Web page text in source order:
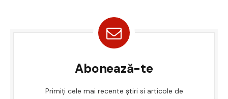
Abonează-te
Primiți cele mai recente știri si articole de